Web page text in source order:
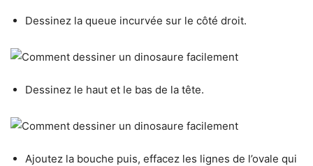
Dessinez la queue incurvée sur le côté droit.
Dessinez le haut et le bas de la tête.
Ajoutez la bouche puis, effacez les lignes de l’ovale qui